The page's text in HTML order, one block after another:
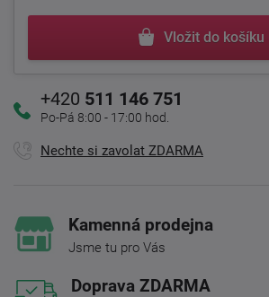
Vložit do košíku
+420 511 146 751
Po-Pá 8:00 - 17:00 hod.
Nechte si zavolat ZDARMA
Kamenná prodejna
Jsme tu pro Vás
Doprava ZDARMA